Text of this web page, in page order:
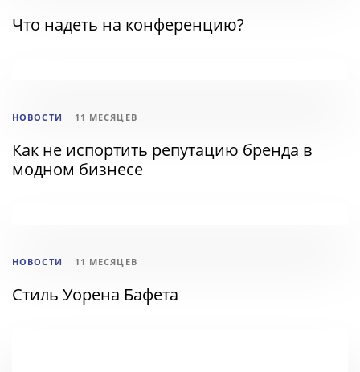
Что надеть на конференцию?
НОВОСТИ 11 МЕСЯЦЕВ
Как не испортить репутацию бренда в
модном бизнесе
НОВОСТИ 11 МЕСЯЦЕВ
Стиль Уорена Бафета